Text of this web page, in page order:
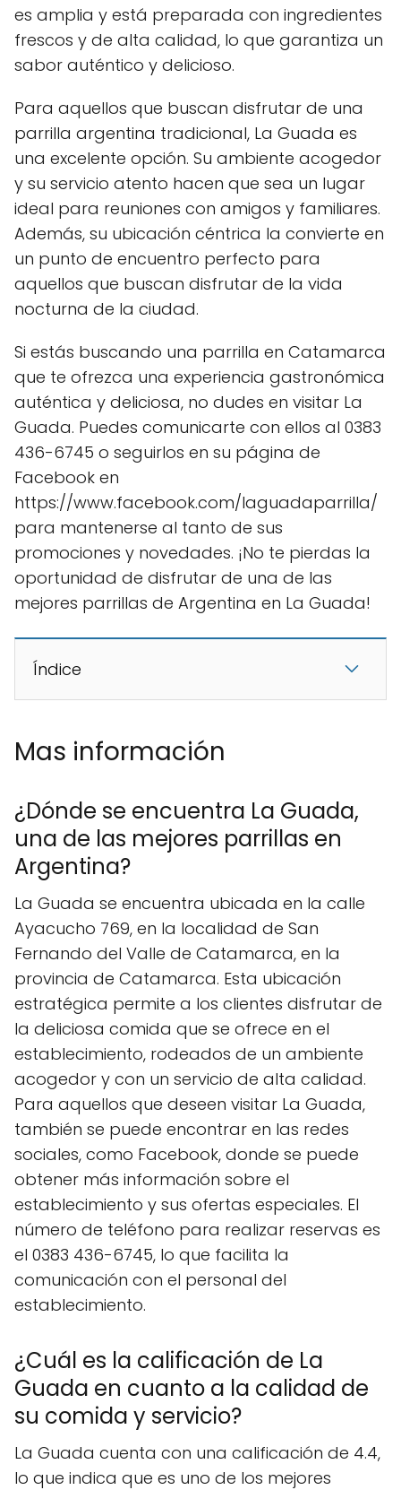
es amplia y está preparada con ingredientes
frescos y de alta calidad, lo que garantiza un
sabor auténtico y delicioso.
Para aquellos que buscan disfrutar de una
parrilla argentina tradicional, La Guada es
una excelente opción. Su ambiente acogedor
y su servicio atento hacen que sea un lugar
ideal para reuniones con amigos y familiares.
Además, su ubicación céntrica la convierte en
un punto de encuentro perfecto para
aquellos que buscan disfrutar de la vida
nocturna de la ciudad.
Si estás buscando una parrilla en Catamarca
que te ofrezca una experiencia gastronómica
auténtica y deliciosa, no dudes en visitar La
Guada. Puedes comunicarte con ellos al 0383
436-6745 o seguirlos en su página de
Facebook en
https://www.facebook.com/laguadaparrilla/
para mantenerse al tanto de sus
promociones y novedades. ¡No te pierdas la
oportunidad de disfrutar de una de las
mejores parrillas de Argentina en La Guada!
Índice
Mas información
¿Dónde se encuentra La Guada,
una de las mejores parrillas en
Argentina?
La Guada se encuentra ubicada en la calle
Ayacucho 769, en la localidad de San
Fernando del Valle de Catamarca, en la
provincia de Catamarca. Esta ubicación
estratégica permite a los clientes disfrutar de
la deliciosa comida que se ofrece en el
establecimiento, rodeados de un ambiente
acogedor y con un servicio de alta calidad.
Para aquellos que deseen visitar La Guada,
también se puede encontrar en las redes
sociales, como Facebook, donde se puede
obtener más información sobre el
establecimiento y sus ofertas especiales. El
número de teléfono para realizar reservas es
el 0383 436-6745, lo que facilita la
comunicación con el personal del
establecimiento.
¿Cuál es la calificación de La
Guada en cuanto a la calidad de
su comida y servicio?
La Guada cuenta con una calificación de 4.4,
lo que indica que es uno de los mejores